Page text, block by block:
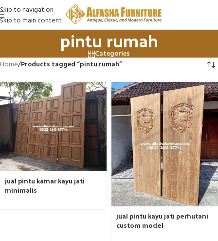
Skip to navigation
Skip to main content
pintu rumah
Categories
Home/Products tagged “pintu rumah”
jual pintu kamar kayu jati
minimalis
jual pintu kayu jati perhutani
custom model